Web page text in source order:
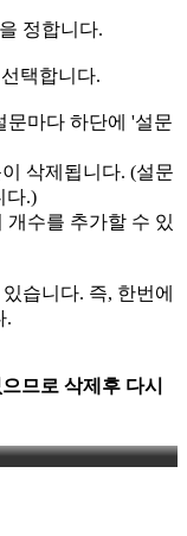
정합니다.
택합니다.
문마다 하단에 '설문
됩니다. (설문
다.)
개수를 추가할 수 있
습니다. 즉, 한번에
.
므로 삭제후 다시